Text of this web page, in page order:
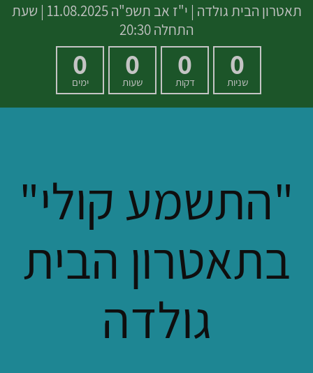
תאטרון הבית גולדה | י"ז אב תשפ"ה
11.08.2025 | שעת
התחלה 20:30
0
שניות
0
דקות
0
שעות
0
ימים
"התשמע קולי"
בתאטרון הבית
גולדה